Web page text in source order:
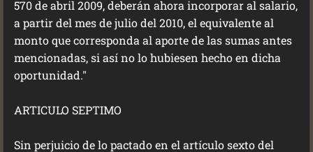
570 de abril 2009, deberán ahora incorporar al salario,
a partir del mes de julio del 2010, el equivalente al
monto que corresponda al aporte de las sumas antes
mencionadas, si así no lo hubiesen hecho en dicha
oportunidad."
ARTICULO SEPTIMO
Sin perjuicio de lo pactado en el artículo sexto del